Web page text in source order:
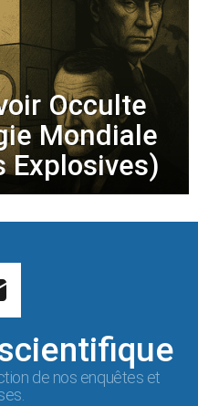
Occulte
Mondiale
Explosives)
de nos enquêtes et